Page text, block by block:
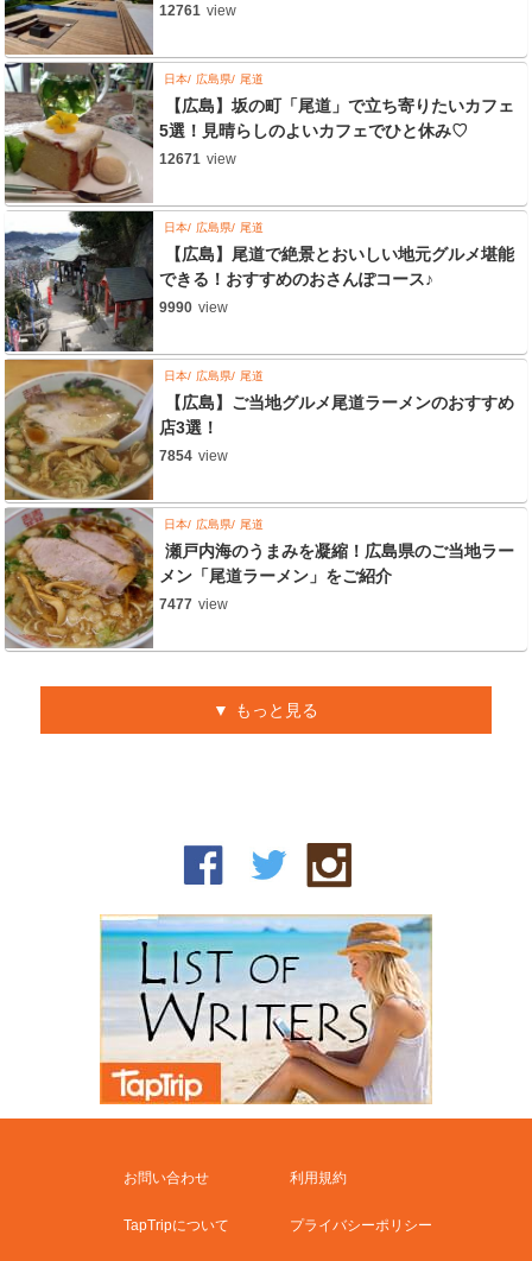
12761 view
日本 広島県 尾道
【広島】坂の町「尾道」で立ち寄りたいカフェ
5選！見晴らしのよいカフェでひと休み♡
12671 view
日本 広島県 尾道
【広島】尾道で絶景とおいしい地元グルメ堪能
できる！おすすめのおさんぽコース♪
9990 view
日本 広島県 尾道
【広島】ご当地グルメ尾道ラーメンのおすすめ
店3選！
7854 view
日本 広島県 尾道
瀬戸内海のうまみを凝縮！広島県のご当地ラー
メン「尾道ラーメン」をご紹介
7477 view
もっと見る
お問い合わせ 利用規約
TapTripについて プライバシーポリシー